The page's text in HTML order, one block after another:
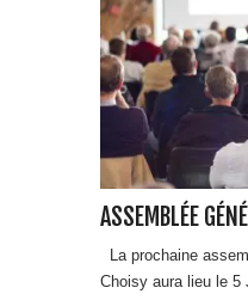
ASSEMBLÉE
La prochaine
Choisy aura lieu le 5